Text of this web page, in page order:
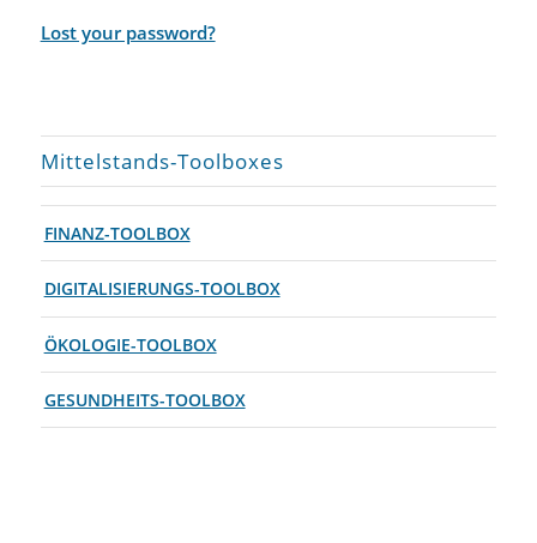
Lost your password?
Mittelstands-Toolboxes
FINANZ-TOOLBOX
DIGITALISIERUNGS-TOOLBOX
ÖKOLOGIE-TOOLBOX
GESUNDHEITS-TOOLBOX